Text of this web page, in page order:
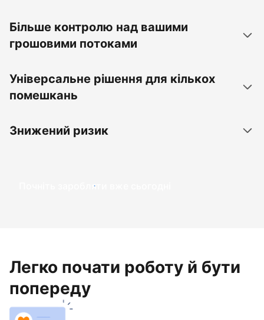
Більше контролю над вашими
грошовими потоками
Універсальне рішення для кількох
помешкань
Знижений ризик
Почніть заробляти вже сьогодні
Легко почати роботу й бути
попереду